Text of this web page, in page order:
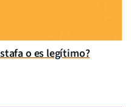
o es legítimo?